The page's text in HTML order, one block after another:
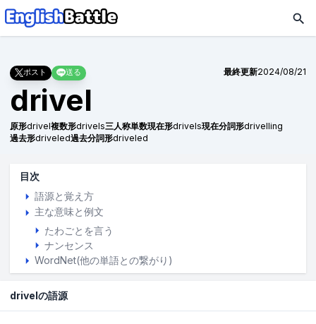
ポスト 送る 最終更新2024/08/21
drivel
原形drivel複数形drivels三人称単数現在形drivels現在分詞形drivelling
過去形driveled過去分詞形driveled
目次
語源と覚え方
主な意味と例文
たわごとを言う
ナンセンス
WordNet(他の単語との繋がり)
drivelの語源